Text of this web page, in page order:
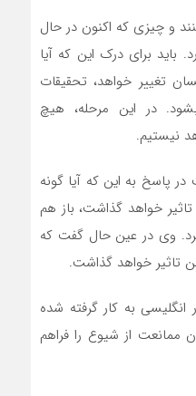
و چیزی که اکنون در حال
برای درک این که آیا
تغییر خواهد، تحقیقات
در این مرحله، هیچ
نیستیم.
پاسخ به این که آیا گونه
تاثیر خواهد گذاشت، باز هم
وی در عین حال گفت که
تاثیر خواهد گذاشت.
انگلیسی به کار گرفته شده
ممانعت از شیوع را فراهم